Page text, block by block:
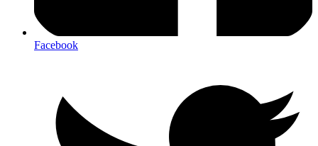
Facebook